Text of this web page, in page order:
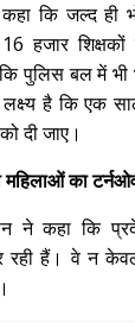
कि जल्द ही
हजार शिक्षकों
पुलिस बल में भी
है कि एक
दी जाए।
का
ने कहा कि
रही हैं। वे न